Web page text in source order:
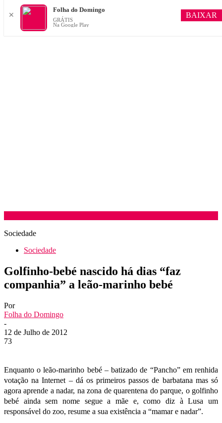
Sociedade
Sociedade
Golfinho-bebé nascido há dias “faz
companhia” a leão-marinho bebé
Por
Folha do Domingo
-
12 de Julho de 2012
73
Enquanto o leão-marinho bebé – batizado de “Pancho” em renhida
votação na Internet – dá os primeiros passos de barbatana mas só
agora aprende a nadar, na zona de quarentena do parque, o golfinho
bebé ainda sem nome segue a mãe e, como diz à Lusa um
responsável do zoo, resume a sua existência a “mamar e nadar”.
✕
Folha do Domingo
GRÁTIS
Na Google Play
BAIXAR